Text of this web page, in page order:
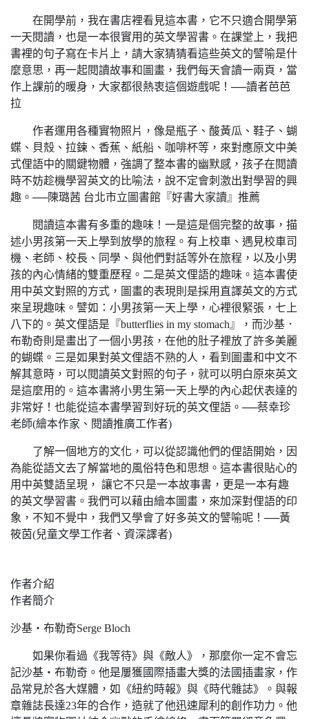
在開學前，我在書店裡看見這本書，它不只適合開學第
一天閱讀，也是一本很實用的英文學習書。在課堂上，我把
書裡的句子寫在卡片上，請大家猜猜看這些英文的譬喻是什
麼意思，再一起閱讀故事和圖畫，我們每天會讀一兩頁，當
作上課前的暖身，大家都很熱衷這個遊戲呢！──讀者芭芭
拉
作者運用各種實物照片，像是瓶子、酸黃瓜、鞋子、蝴
蝶、貝殼、拉鍊、香蕉、紙船、咖啡杯等，來對應原文中美
式俚語中的關鍵物體，強調了整本書的幽默感，孩子在閱讀
時不妨趁機學習英文的比喻法，說不定會刺激出對學習的興
趣。──陳璐茜 台北市立圖書館『好書大家讀』推薦
閱讀這本書有多重的趣味！一是這是個完整的故事，描
述小男孩第一天上學到放學的旅程。有上校車、遇見校車司
機、老師、校長、同學、與他們對話等外在旅程，以及小男
孩的內心情緒的雙重歷程。二是英文俚語的趣味。這本書使
用中英文對照的方式，圖畫的表現則是採用直譯英文的方式
來呈現趣味。譬如：小男孩第一天上學，心裡很緊張，七上
八下的。英文俚語是『butterflies in my stomach』，而沙基．
布勒奇則是畫出了一個小男孩，在他的肚子裡放了許多美麗
的蝴蝶。三是如果對英文俚語不熟的人，看到圖畫和中文不
解其意時，可以閱讀英文對照的句子，就可以明白原來英文
是這麼用的。這本書將小男生第一天上學的內心起伏表達的
非常好！也能從這本書學習到好玩的英文俚語。──蔡幸珍
老師(繪本作家、閱讀推廣工作者)
了解一個地方的文化，可以從認識他們的俚語開始，因
為能從語文去了解當地的風俗特色和思想。這本書很貼心的
用中英雙語呈現， 讓它不只是一本故事書，更是一本有趣
的英文學習書。我們可以藉由繪本圖畫，來加深對俚語的印
象，不知不覺中，我們又學會了好多英文的譬喻呢！──黃
筱茵(兒童文學工作者、資深譯者)
作者介紹
作者簡介
沙基‧布勒奇Serge Bloch
如果你看過《我等待》與《敵人》，那麼你一定不會忘
記沙基‧布勒奇。他是屢獲國際插畫大獎的法國插畫家，作
品常見於各大媒體，如《紐約時報》與《時代雜誌》。與報
章雜誌長達23年的合作，造就了他迅速犀利的創作功力。他